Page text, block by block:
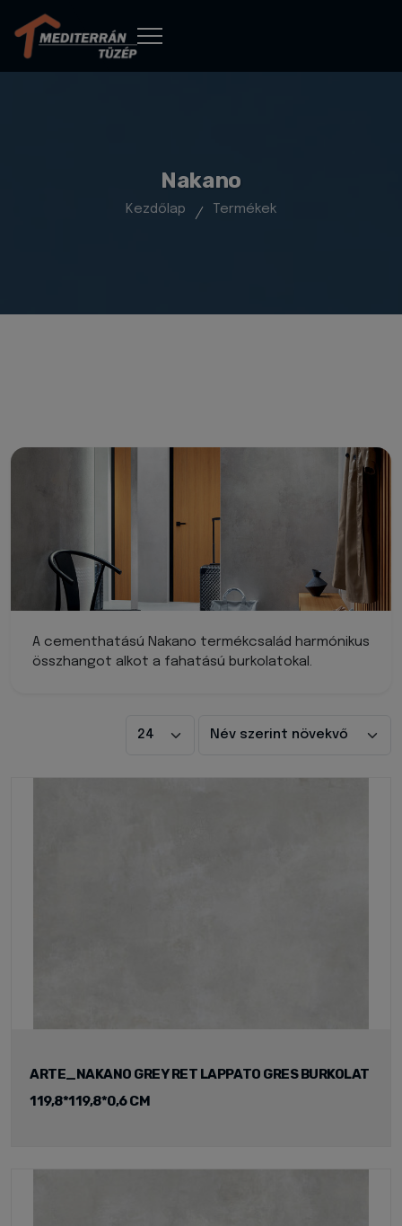
Nakano
Kezdőlap Termékek
A cementhatású Nakano termékcsalád harmónikus
összhangot alkot a fahatású burkolatokal.
ARTE_NAKANO GREY RET LAPPATO GRES BURKOLAT
119,8*119,8*0,6 CM